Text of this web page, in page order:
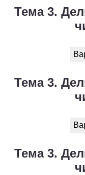
Тема 3.
Тема 3.
Тема 3.